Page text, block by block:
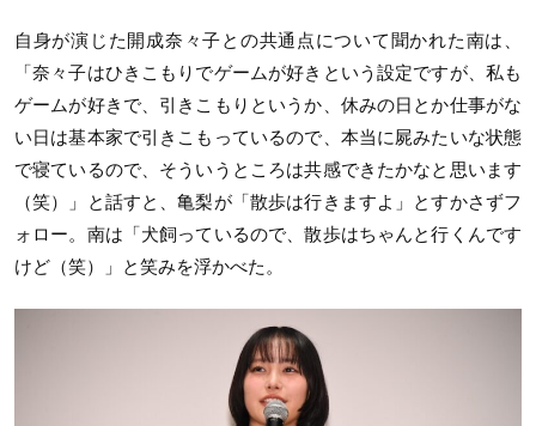
自身が演じた開成奈々子との共通点について聞かれた南は、
「奈々子はひきこもりでゲームが好きという設定ですが、私も
ゲームが好きで、引きこもりというか、休みの日とか仕事がな
い日は基本家で引きこもっているので、本当に屍みたいな状態
で寝ているので、そういうところは共感できたかなと思います
（笑）」と話すと、亀梨が「散歩は行きますよ」とすかさずフ
ォロー。南は「犬飼っているので、散歩はちゃんと行くんです
けど（笑）」と笑みを浮かべた。